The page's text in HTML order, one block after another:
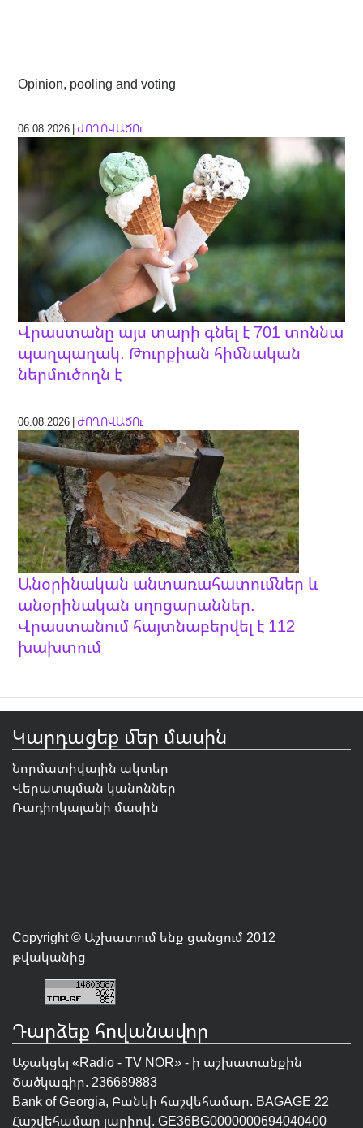
Opinion, pooling and voting
06.08.2026 |ԺՈՂՈՎԱԾՈւ
Վրաստանը այս տարի գնել է 701 տոննա
պաղպաղակ. Թուրքիան հիմնական
ներմուծողն է
06.08.2026 |ԺՈՂՈՎԱԾՈւ
Անօրինական անտառահատումներ և
անօրինական սղոցարաններ.
Վրաստանում հայտնաբերվել է 112
խախտում
Կարդացեք մեր մասին
Նորմատիվային ակտեր
Վերատպման կանոններ
Ռադիոկայանի մասին
Copyright © Աշխատում ենք ցանցում 2012
թվականից
Դարձեք հովանավոր
Աջակցել «Radio - TV NOR» - ի աշխատանքին
Ծածկագիր. 236689883
Bank of Georgia, Բանկի հաշվեհամար. BAGAGE 22
Հաշվեհամար լարիով. GE36BG0000000694040400